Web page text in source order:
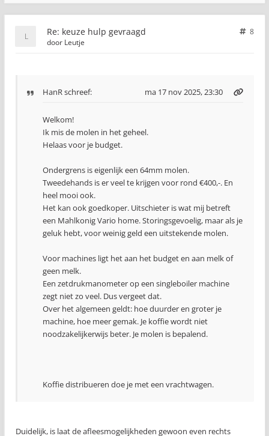
Re: keuze hulp gevraagd
8
door Leutje
HanRschreef: ma 17 nov 2025, 23:30
Welkom!
Ik mis de molen in het geheel.
Helaas voor je budget.
Ondergrens is eigenlijk een 64mm molen.
Tweedehands is er veel te krijgen voor rond €400,-. En
heel mooi ook.
Het kan ook goedkoper. Uitschieter is wat mij betreft
een Mahlkonig Vario home. Storingsgevoelig, maar als je
geluk hebt, voor weinig geld een uitstekende molen.
Voor machines ligt het aan het budget en aan melk of
geen melk.
Een zetdrukmanometer op een singleboiler machine
zegt niet zo veel. Dus vergeet dat.
Over het algemeen geldt: hoe duurder en groter je
machine, hoe meer gemak. Je koffie wordt niet
noodzakelijkerwijs beter. Je molen is bepalend.
Koffie distribueren doe je met een vrachtwagen.
Duidelijk, is laat de afleesmogelijkheden gewoon even rechts